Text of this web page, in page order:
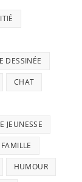
DESSINÉE
CHAT
JEUNESSE
FAMILLE
HUMOUR